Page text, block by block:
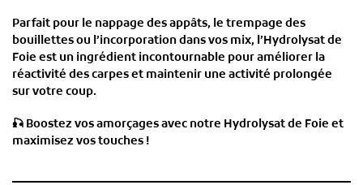
Parfait pour le nappage des appâts, le trempage des
bouillettes ou l’incorporation dans vos mix, l’Hydrolysat de
Foie est un ingrédient incontournable pour améliorer la
réactivité des carpeset maintenir une activité prolongée
sur votre coup.
🎣 Boostez vos amorçages avec notre Hydrolysat de Foie et
maximisez vos touches !